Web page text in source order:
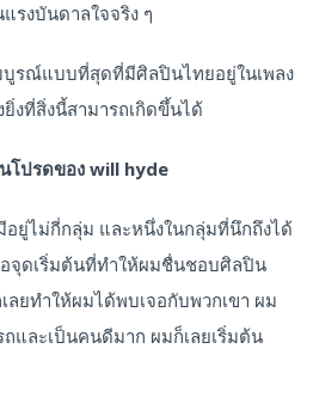
รงบันดาลใจจริง ๆ
บูรณ์แบบที่สุดที่มีศิลปินไทยอยู่ในเพลง
งที่สิ่งนี้สามารถเกิดขึ้นได้
โปรดของ will hyde
อยู่ไม่กี่กลุ่ม และหนึ่งในกลุ่มที่นึกถึงได้
จุดเริ่มต้นที่ทำให้ผมชื่นชอบศิลปิน
เลยทำให้ผมได้พบเจอกับพวกเขา ผม
และเป็นคนดีมาก ผมก็เลยเริ่มต้น